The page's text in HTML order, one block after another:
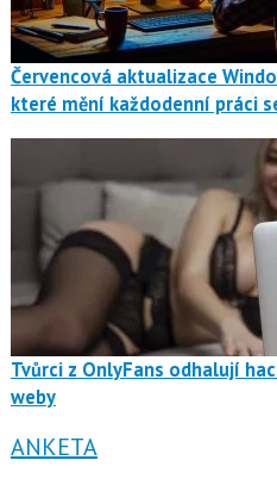
Červencová aktualizace
které mění každodenní práci
Tvůrci z OnlyFans odhalují
weby
ANKETA